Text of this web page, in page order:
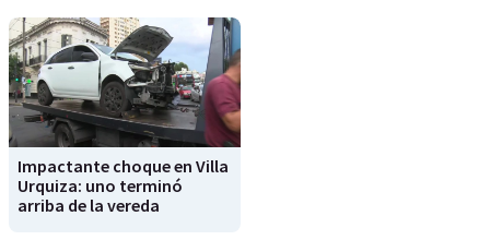
Impactante choque en Villa
Urquiza: uno terminó
arriba de la vereda